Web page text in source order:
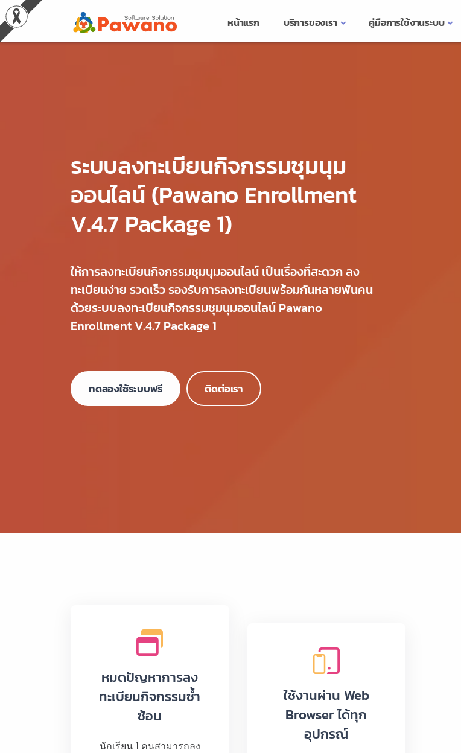
หน้าแรก บริการของเรา คู่มือการใช้งานระบบ
ระบบลงทะเบียนกิจกรรมชุมนุม
ออนไลน์ (Pawano Enrollment
V.4.7 Package 1)
ให้การลงทะเบียนกิจกรรมชุมนุมออนไลน์ เป็นเรื่องที่สะดวก ลง
ทะเบียนง่าย รวดเร็ว รองรับการลงทะเบียนพร้อมกันหลายพันคน
ด้วยระบบลงทะเบียนกิจกรรมชุมนุมออนไลน์ Pawano
Enrollment V.4.7 Package 1
ทดลองใช้ระบบฟรี ติดต่อเรา
หมดปัญหาการลง
ทะเบียนกิจกรรมซ้ำ
ซ้อน
นักเรียน 1 คนสามารถลง
ใช้งานผ่าน Web
Browser ได้ทุก
อุปกรณ์